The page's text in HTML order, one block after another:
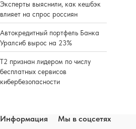
Эксперты выяснили, как кешбэк
влияет на спрос россиян
Автокредитный портфель Банка
Уралсиб вырос на 23%
Т2 признан лидером по числу
бесплатных сервисов
кибербезопасности
Информация
Мы в соцсетях